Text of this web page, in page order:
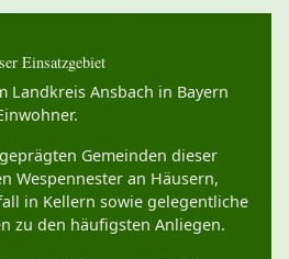
Einsatzgebiet
Landkreis Ansbach in Bayern
Gemeinden dieser
Wespennester an Häusern,
in Kellern sowie gelegentliche
zu den häufigsten Anliegen.